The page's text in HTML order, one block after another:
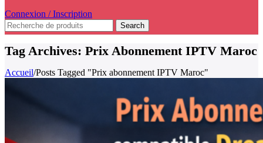
Connexion / Inscription
Search
Tag Archives: Prix Abonnement IPTV Maroc
Accueil/Posts Tagged "Prix abonnement IPTV Maroc"